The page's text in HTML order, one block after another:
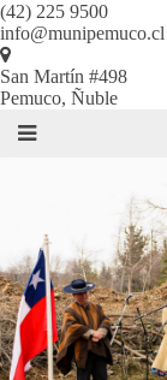
(42) 225 9500
info@munipemuco.cl
San Martín #498
Pemuco, Ñuble